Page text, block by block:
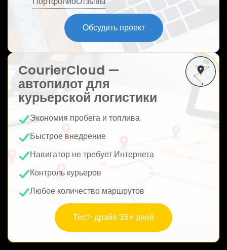
Обсудить проект
CourierCloud —
автопилот для
курьерской логистики
Экономия пробега и топлива
Быстрое внедрение
Навигатор не требует Интернета
Контроль курьеров
Любое количество маршрутов
Тест-драйв 35+ дней